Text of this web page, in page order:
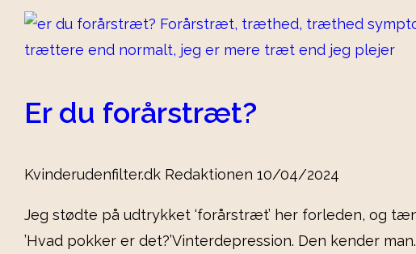
Er du forårstræt?
Kvinderudenfilter.dk Redaktionen 10/04/2024
Jeg stødte på udtrykket ‘forårstræt’ her forleden, og
’Hvad pokker er det?’Vinterdepression. Den kender